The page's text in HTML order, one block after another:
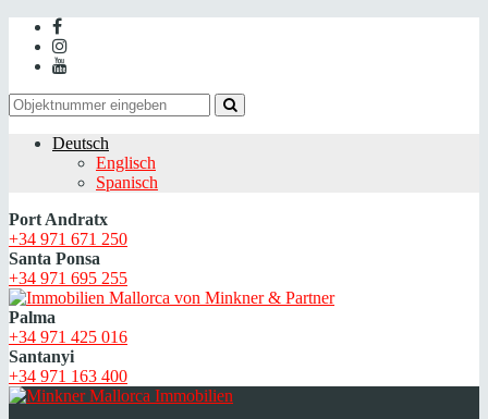
Deutsch
Englisch
Spanisch
Port Andratx
+34 971 671 250
Santa Ponsa
+34 971 695 255
Palma
+34 971 425 016
Santanyi
+34 971 163 400